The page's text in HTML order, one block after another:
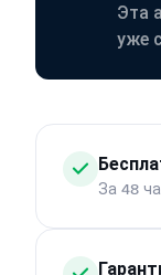
Эта
уже
За 48